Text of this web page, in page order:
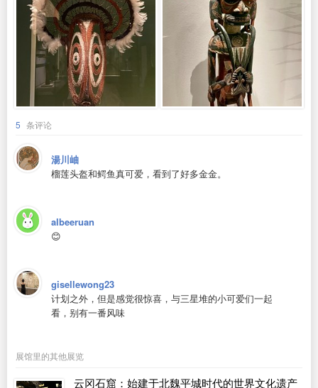
5 条评论
湯川岫
榴莲头盔和鳄鱼真可爱，看到了好多金金。
albeeruan
😊
gisellewong23
计划之外，但是感觉很惊喜，与三星堆的小可爱们一起
看，别有一番风味
展馆里的其他展览
云冈石窟：始建于北魏平城时代的世界文化遗产